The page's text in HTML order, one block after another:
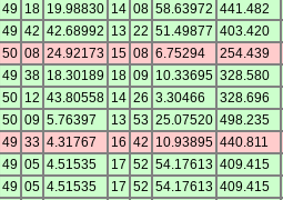
49 18 19.98830 14 08 58.63972 441.482
49 42 42.68992 13 22 51.49877 403.420
50 08 24.92173 15 08 6.75294 254.439
49 38 18.30189 18 09 10.33695 328.580
50 12 43.80558 14 26 3.30466 328.696
50 09 5.76397 13 53 25.07520 498.235
49 33 4.31767 16 42 10.93895 440.811
49 05 4.51535 17 52 54.17613 409.415
49 05 4.51535 17 52 54.17613 409.415